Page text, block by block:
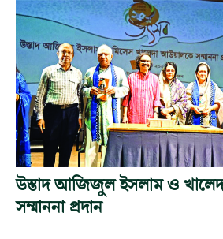
উস্তাদ আজিজুল ইসলাম ও
সম্মাননা প্রদান